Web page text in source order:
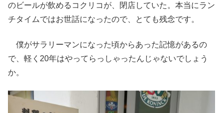
のビールが飲めるコクリコが、閉店していた。本当にラン
チタイムではお世話になったので、とても残念です。
僕がサラリーマンになった頃からあった記憶があるの
で、軽く20年はやってらっしゃったんじゃないでしょう
か。